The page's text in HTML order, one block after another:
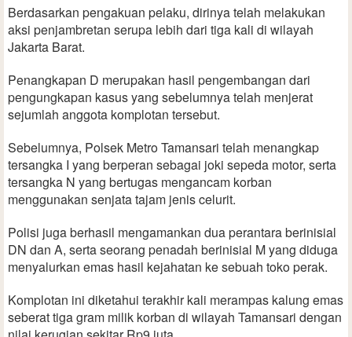
Berdasarkan pengakuan pelaku, dirinya telah melakukan
aksi penjambretan serupa lebih dari tiga kali di wilayah
Jakarta Barat.
Penangkapan D merupakan hasil pengembangan dari
pengungkapan kasus yang sebelumnya telah menjerat
sejumlah anggota komplotan tersebut.
Sebelumnya, Polsek Metro Tamansari telah menangkap
tersangka I yang berperan sebagai joki sepeda motor, serta
tersangka N yang bertugas mengancam korban
menggunakan senjata tajam jenis celurit.
Polisi juga berhasil mengamankan dua perantara berinisial
DN dan A, serta seorang penadah berinisial M yang diduga
menyalurkan emas hasil kejahatan ke sebuah toko perak.
Komplotan ini diketahui terakhir kali merampas kalung emas
seberat tiga gram milik korban di wilayah Tamansari dengan